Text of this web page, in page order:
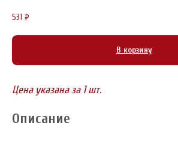
531 ₽
В корзину
Цена указана за 1 шт.
Описание